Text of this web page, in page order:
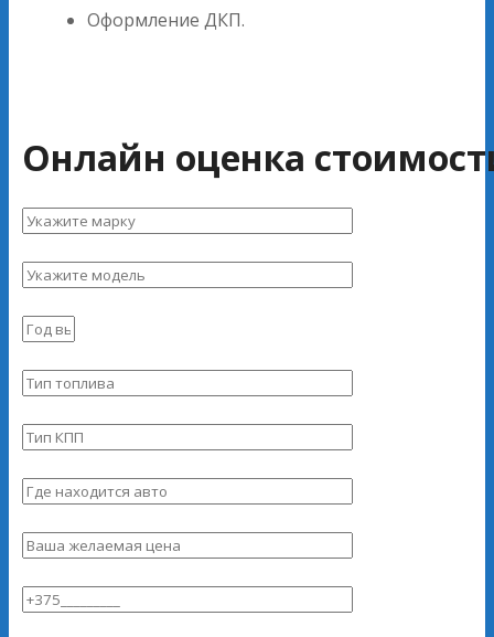
Оформление ДКП.
Онлайн оценка